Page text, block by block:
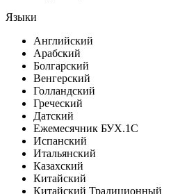
Языки
Английский
Арабский
Болгарский
Венгерский
Голландский
Греческий
Датский
Ежемесячник БУХ.1С
Испанский
Итальянский
Казахский
Китайский
Китайский Традиционный